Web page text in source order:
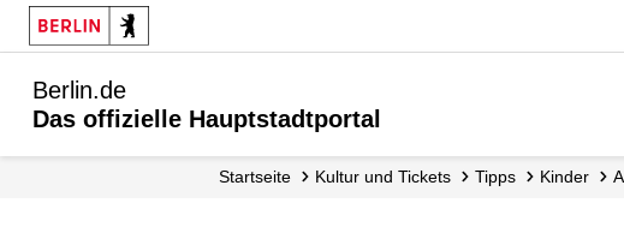
Berlin.de
Das offizielle Hauptstadtportal
Startseite Kultur und Tickets Tipps Kinder